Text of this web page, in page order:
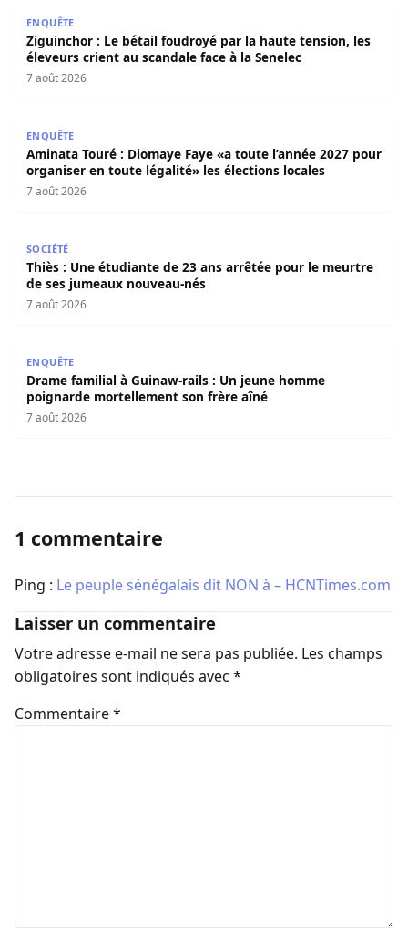
ENQUÊTE
Ziguinchor : Le bétail foudroyé par la haute tension, les
éleveurs crient au scandale face à la Senelec
7 août 2026
ENQUÊTE
Aminata Touré : Diomaye Faye «a toute l’année 2027 pour
organiser en toute légalité» les élections locales
7 août 2026
SOCIÉTÉ
Thiès : Une étudiante de 23 ans arrêtée pour le meurtre
de ses jumeaux nouveau-nés
7 août 2026
ENQUÊTE
Drame familial à Guinaw-rails : Un jeune homme
poignarde mortellement son frère aîné
7 août 2026
1 commentaire
Ping : Le peuple sénégalais dit NON à – HCNTimes.com
Laisser un commentaire
Votre adresse e-mail ne sera pas publiée. Les champs
obligatoires sont indiqués avec *
Commentaire*